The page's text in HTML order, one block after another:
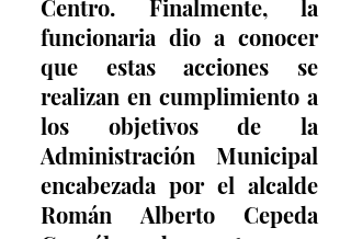
Centro. Finalmente, la
funcionaria dio a conocer
que estas acciones se
realizan en cumplimiento a
los objetivos de la
Administración Municipal
encabezada por el alcalde
Román Alberto Cepeda